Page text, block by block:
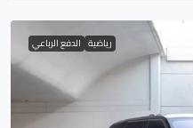
رياضية الدفع الرباعي